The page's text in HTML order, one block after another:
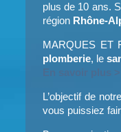
plus de 10 ans.
région Rhône-
MARQUES ET
plomberie, le
L’objectif de
vous puissiez